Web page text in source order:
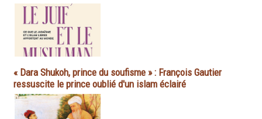
« Dara Shukoh, prince du soufisme » : François Gautier
ressuscite le prince oublié d'un islam éclairé